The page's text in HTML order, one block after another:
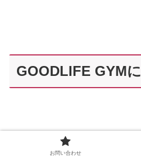
GOODLIFE GYM
お問い合わせ